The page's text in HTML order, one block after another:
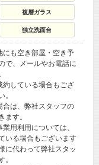
複層ガラス
独立洗面台
も空き部屋・空き予
で、メールやお電話に
している場合もござ
は、弊社スタッフの
す。
用利用については、
いる場合もございます
に代わって弊社スタッ